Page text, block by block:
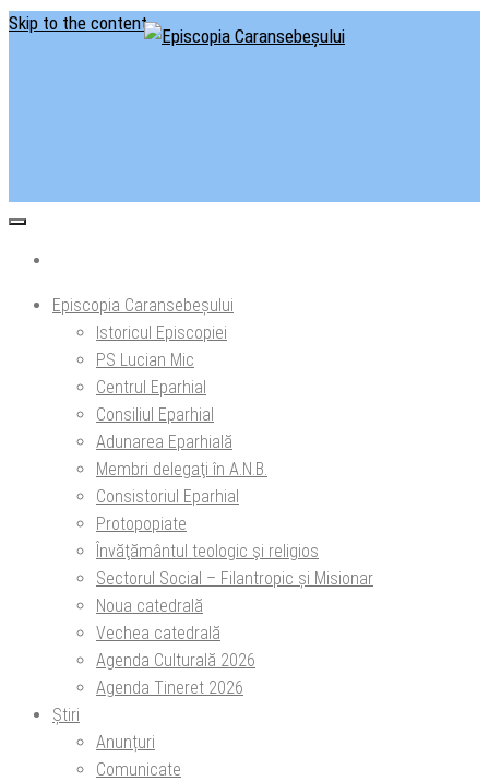
Skip to the content
Episcopia Caransebeșului
Istoricul Episcopiei
PS Lucian Mic
Centrul Eparhial
Consiliul Eparhial
Adunarea Eparhială
Membri delegaţi în A.N.B.
Consistoriul Eparhial
Protopopiate
Învăţământul teologic şi religios
Sectorul Social – Filantropic și Misionar
Noua catedrală
Vechea catedrală
Agenda Culturală 2026
Agenda Tineret 2026
Știri
Anunțuri
Comunicate